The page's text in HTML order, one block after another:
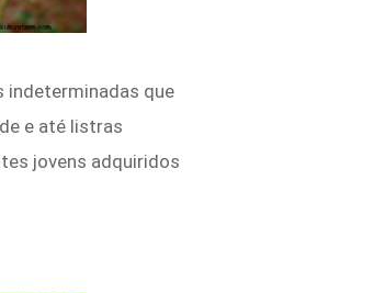
indeterminadas que
e até listras
jovens adquiridos